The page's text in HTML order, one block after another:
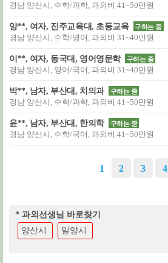
경남 양산시, 수학/과학, 과외비 41~50만원
양**, 여자, 진주교육대, 초등교육 구하는 중
경남 양산시, 수학/영어, 과외비 31~40만원
이**, 여자, 동국대, 영어영문학 구하는 중
경남 양산시, 영어/국어, 과외비 31~40만원
박**, 남자, 부산대, 치의과 구하는 중
경남 양산시, 수학/과학, 과외비 41~50만원
윤**, 남자, 부산대, 한의학 구하는 중
경남 양산시, 수학/국어, 과외비 41~50만원
1 2 3 4
* 과외선생님 바로찾기
양산시
밀양시